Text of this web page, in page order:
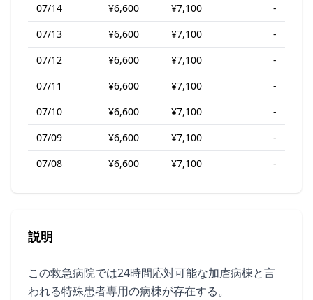
07/14
¥6,600 ¥7,100
-
07/13
¥6,600 ¥7,100
-
07/12
¥6,600 ¥7,100
-
07/11
¥6,600 ¥7,100
-
07/10
¥6,600 ¥7,100
-
07/09
¥6,600 ¥7,100
-
07/08
¥6,600 ¥7,100 -
説明
この救急病院では24時間応対可能な加虐病棟と言
われる特殊患者専用の病棟が存在する。